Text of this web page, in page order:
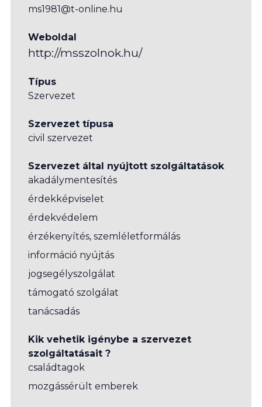
ms1981@t-online.hu
Weboldal
http://msszolnok.hu/
Típus
Szervezet
Szervezet típusa
civil szervezet
Szervezet által nyújtott szolgáltatások
akadálymentesítés
érdekképviselet
érdekvédelem
érzékenyítés, szemléletformálás
információ nyújtás
jogsegélyszolgálat
támogató szolgálat
tanácsadás
Kik vehetik igénybe a szervezet
szolgáltatásait ?
családtagok
mozgássérült emberek